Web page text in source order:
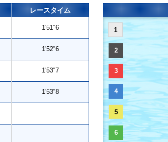
レースタイム
1'51"6
1'52"6
1'53"7
1'53"8
1
2
3
4
5
6